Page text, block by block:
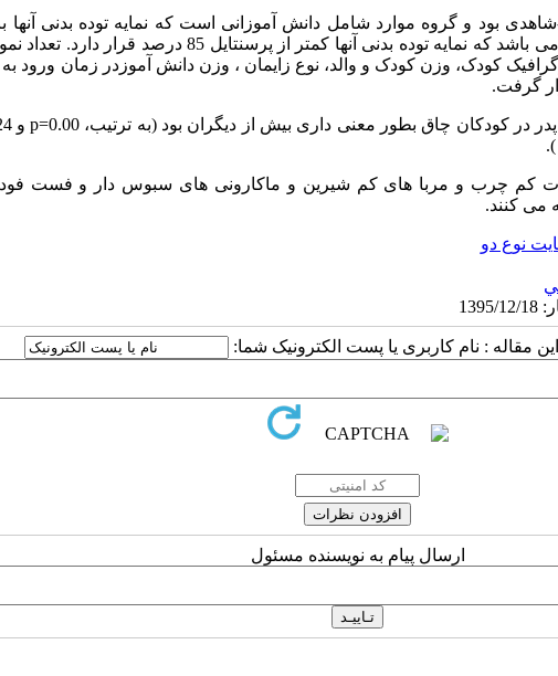
مشخصات دموگرافیک کودک، وزن کودک و والد، نوع زایمان ، وزن دانش آموزدر زمان
گرفت.
در کودکان چاق بطور معنی داری بیش از دیگران بود (به ترتیب، p=0.00و
).
کم چرب و مربا های کم شیرین و ماکارونی های سبوس دار و فست فود
می کنند.
نوع دو
مقاله : نام کاربری یا پست الکترونیک شما:
ارسال پیام به نویسنده مسئول